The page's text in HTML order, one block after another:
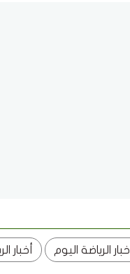
أخبار الرياضة اليوم أخبار